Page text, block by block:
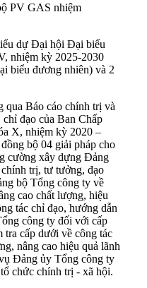
PV GAS nhiệm
dự Đại hội Đại biểu
nhiệm kỳ 2025-2030
biểu đương nhiên) và 2
qua Báo cáo chính trị và
đạo của Ban Chấp
X, nhiệm kỳ 2020 –
bộ 04 giải pháp cho
cường xây dựng Đảng
trị, tư tưởng, đạo
bộ Tổng công ty về
cao chất lượng, hiệu
tác chỉ đạo, hướng dẫn
công ty đối với cấp
tra cấp dưới về công tác
nâng cao hiệu quả lãnh
Đảng ủy Tổng công ty
chức chính trị - xã hội.